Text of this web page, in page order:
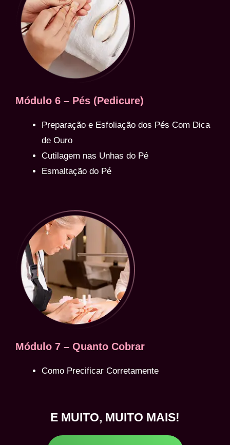
Módulo 6 – Pés (Pedicure)
Preparação e Esfoliação dos Pés Com Dica
de Ouro
Cutilagem nas Unhas do Pé
Esmaltação do Pé
Módulo 7 – Quanto Cobrar
Como Precificar Corretamente
E MUITO, MUITO MAIS!